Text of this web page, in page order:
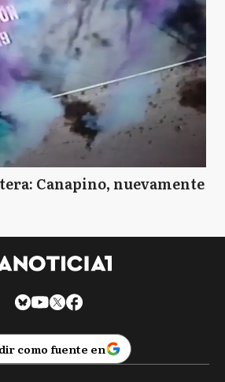
Canapino, nuevamente
como fuente en